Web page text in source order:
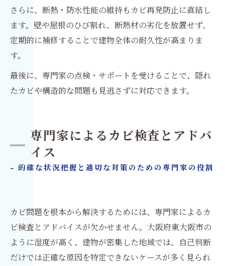
さらに、断熱・防水性能の維持もカビ再発防止に直結し
ます。壁や屋根のひび割れ、断熱材の劣化を放置せず、
定期的に補修することで建物全体の耐久性が高まりま
す。
最後に、専門家の点検・サポートを受けることで、隠れ
たカビや構造的な問題も見逃さずに対応できます。
専門家によるカビ検査とアドバ
イス
- 的確な状況把握と適切な対策のための専門家の役割
カビ問題を根本から解決するためには、専門家によるカ
ビ検査とアドバイスが欠かせません。大阪府東大阪市の
ように湿度が高く、建物が密集した地域では、自己判断
だけでは正確な原因を特定できないケースが多く見られ